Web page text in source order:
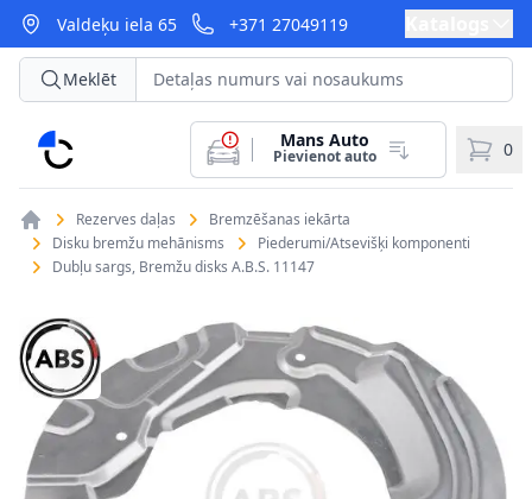
Valdeķu iela 65 +371 27049119
CarParts
Meklēt
Mans Auto
Pievienot auto 0
Rezerves daļas
Bremzēšanas iekārta
Disku bremžu mehānisms
Piederumi/Atsevišķi komponenti
Dubļu sargs, Bremžu disks A.B.S. 11147